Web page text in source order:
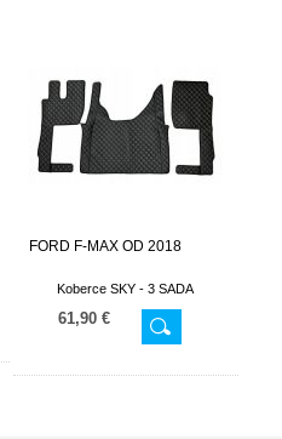
FORD F-MAX OD 2018
Koberce SKY - 3 SADA
61,90 €